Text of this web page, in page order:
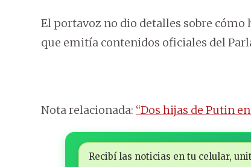
El portavoz no dio detalles sobre cómo
que emitía contenidos oficiales del
Nota relacionada: “Dos hijas de Putin
Recibí las noticias en tu celular,